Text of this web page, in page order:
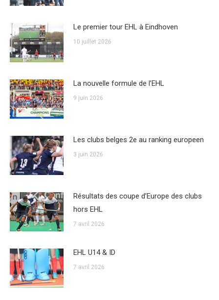
Le premier tour EHL à Eindhoven
10 juillet 2026
La nouvelle formule de l’EHL
9 juin 2026
Les clubs belges 2e au ranking europeen
3 juin 2026
Résultats des coupe d’Europe des clubs
hors EHL
7 avril 2026
EHL U14 & ID
7 avril 2026